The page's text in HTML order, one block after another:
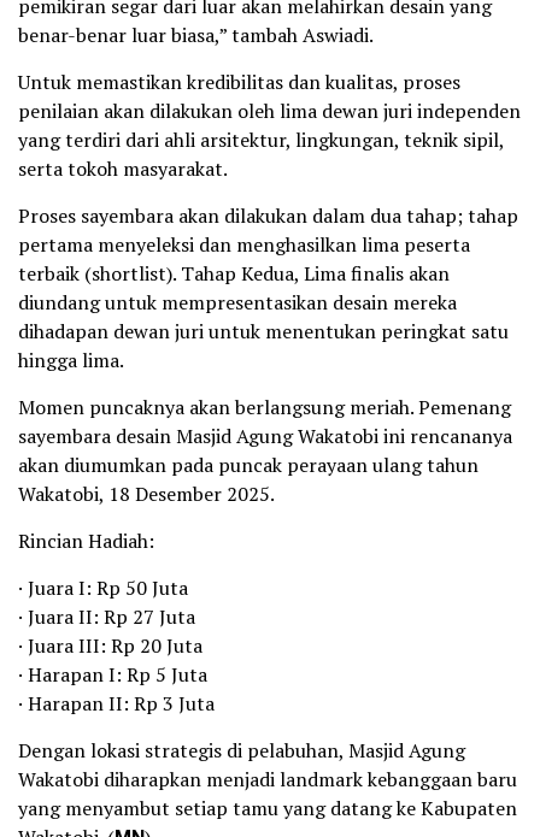
pemikiran segar dari luar akan melahirkan desain yang
benar-benar luar biasa,” tambah Aswiadi.
Untuk memastikan kredibilitas dan kualitas, proses
penilaian akan dilakukan oleh lima dewan juri independen
yang terdiri dari ahli arsitektur, lingkungan, teknik sipil,
serta tokoh masyarakat.
Proses sayembara akan dilakukan dalam dua tahap; tahap
pertama menyeleksi dan menghasilkan lima peserta
terbaik (shortlist). Tahap Kedua, Lima finalis akan
diundang untuk mempresentasikan desain mereka
dihadapan dewan juri untuk menentukan peringkat satu
hingga lima.
Momen puncaknya akan berlangsung meriah. Pemenang
sayembara desain Masjid Agung Wakatobi ini rencananya
akan diumumkan pada puncak perayaan ulang tahun
Wakatobi, 18 Desember 2025.
Rincian Hadiah:
· Juara I: Rp 50 Juta
· Juara II: Rp 27 Juta
· Juara III: Rp 20 Juta
· Harapan I: Rp 5 Juta
· Harapan II: Rp 3 Juta
Dengan lokasi strategis di pelabuhan, Masjid Agung
Wakatobi diharapkan menjadi landmark kebanggaan baru
yang menyambut setiap tamu yang datang ke Kabupaten